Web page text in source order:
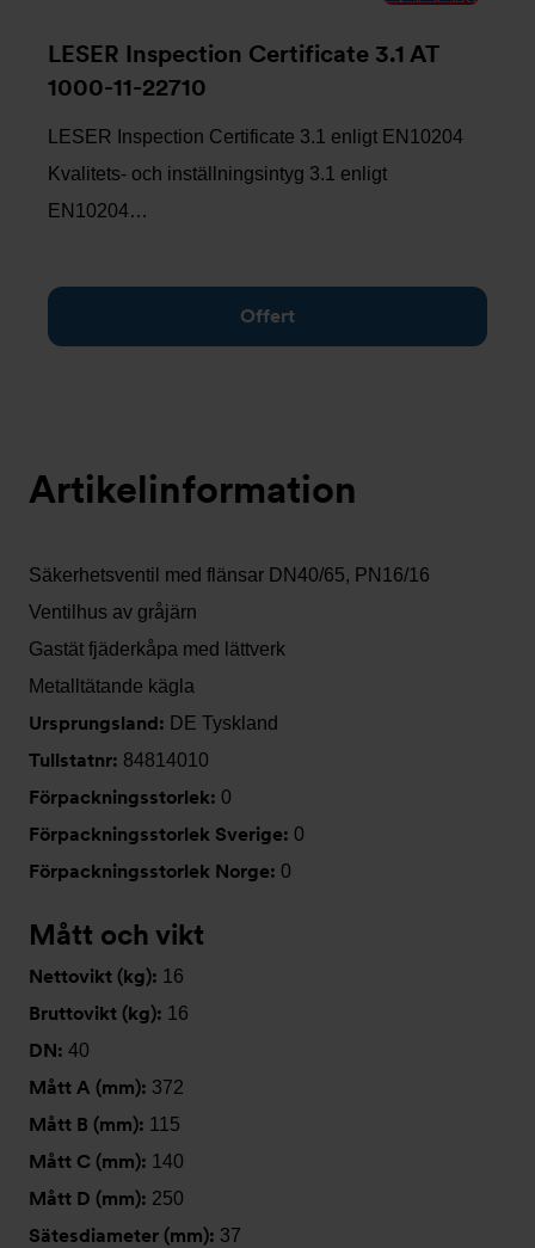
LESER Inspection Certificate 3.1 AT
1000-11-22710
LESER Inspection Certificate 3.1 enligt EN10204
Kvalitets- och inställningsintyg 3.1 enligt
EN10204…
Offert
Artikelinformation
Säkerhetsventil med flänsar DN40/65, PN16/16
Ventilhus av gråjärn
Gastät fjäderkåpa med lättverk
Metalltätande kägla
Ursprungsland: DE Tyskland
Tullstatnr: 84814010
Förpackningsstorlek: 0
Förpackningsstorlek Sverige: 0
Förpackningsstorlek Norge: 0
Mått och vikt
Nettovikt (kg): 16
Bruttovikt (kg): 16
DN: 40
Mått A (mm): 372
Mått B (mm): 115
Mått C (mm): 140
Mått D (mm): 250
Sätesdiameter (mm): 37